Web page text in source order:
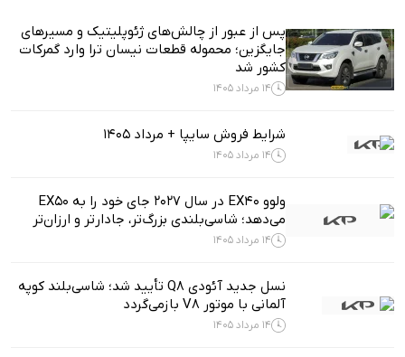
پس از عبور از چالش‌های ژئوپلیتیک و مسیرهای
جایگزین؛ محموله قطعات نیسان ترا وارد گمرکات
کشور شد
14 مرداد 1405
شرایط فروش سایپا + مرداد 1405
14 مرداد 1405
ولوو EX40 در سال ۲۰۲۷ جای خود را به EX50
می‌دهد؛ شاسی‌بلندی بزرگ‌تر، جادارتر و ارزان‌تر
14 مرداد 1405
نسل جدید آئودی Q8 تأیید شد؛ شاسی‌بلند کوپه
آلمانی با موتور V8 بازمی‌گردد
14 مرداد 1405